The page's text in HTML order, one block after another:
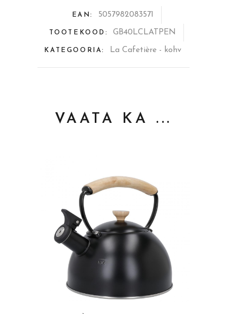
EAN: 5057982083571
TOOTEKOOD: GB40LCLATPEN
KATEGOORIA: La Cafetière - kohv
VAATA KA ...